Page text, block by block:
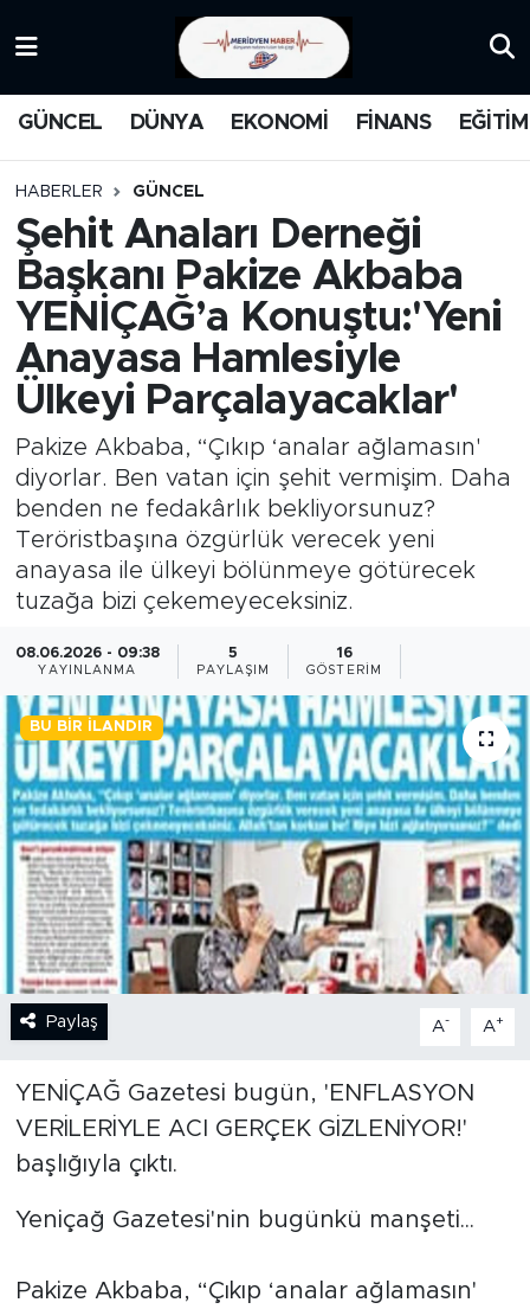
GÜNCEL DÜNYA EKONOMİ FİNANS EĞİTİM
HABERLER GÜNCEL
Şehit Anaları Derneği
Başkanı Pakize Akbaba
YENİÇAĞ’a Konuştu:'Yeni
Anayasa Hamlesiyle
Ülkeyi Parçalayacaklar'
Pakize Akbaba, “Çıkıp ‘analar ağlamasın'
diyorlar. Ben vatan için şehit vermişim. Daha
benden ne fedakârlık bekliyorsunuz?
Teröristbaşına özgürlük verecek yeni
anayasa ile ülkeyi bölünmeye götürecek
tuzağa bizi çekemeyeceksiniz.
08.06.2026 - 09:38
YAYINLANMA
5
PAYLAŞIM
16
GÖSTERIM
BU BIR İLANDIR
Paylaş A- A+
YENİÇAĞ Gazetesi bugün, 'ENFLASYON
VERİLERİYLE ACI GERÇEK GİZLENİYOR!'
başlığıyla çıktı.
Yeniçağ Gazetesi'nin bugünkü manşeti...
Pakize Akbaba, “Çıkıp ‘analar ağlamasın'
MEDYA
FİNANS
DÜNYA
GÜNCEL
KARİKATÜR
BİLİM-TEKNOLOJİ
ANALİZ
NOSTALJİ
KULİS
YAZARLAR
DİNİ
POLİTİKA
SPOR
KÜLTÜR SANAT
YAŞAM
TARİHTEN GÜNÜMÜZE
Trafik Durumu
Süper Lig Puan Durumu ve Fikstür
Tüm Manşetler
Son Dakika Haberleri
Haber Arşivi